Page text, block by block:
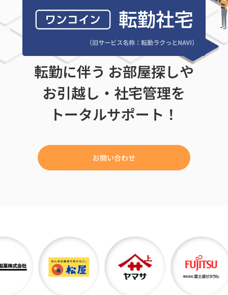
転勤に伴う お部屋探しや
お引越し・社宅管理を
トータルサポート！
お問い合わせ